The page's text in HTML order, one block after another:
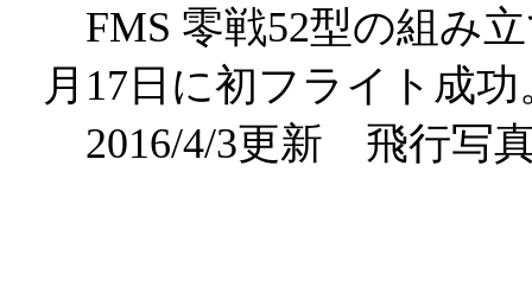
FMS 零戦52型の組み
月17日に初フライト成功
2016/4/3更新 飛行写